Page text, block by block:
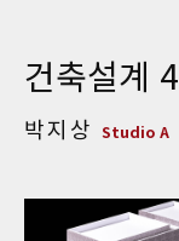
건축설계 4
박지상 Studio A